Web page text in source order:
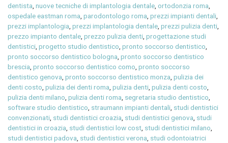
dentista ,nuove tecniche di implantologia dentale ,ortodonzia roma
ospedale eastman roma ,parodontologo roma ,prezzi impianti dentali
prezzi implantologia ,prezzi implantologia dentale ,prezzi pulizia denti
prezzo impianto dentale ,prezzo pulizia denti ,progettazione studi
dentistici ,progetto studio dentistico ,pronto soccorso dentistico
pronto soccorso dentistico bologna ,pronto soccorso dentistico
brescia ,pronto soccorso dentistico como ,pronto soccorso
dentistico genova ,pronto soccorso dentistico monza ,pulizia dei
denti costo ,pulizia dei denti roma ,pulizia denti ,pulizia denti costo
pulizia denti milano ,pulizia denti roma segretaria studio dentistico
software studio dentistico straumann impianti dentali studi dentistici
convenzionati studi dentistici croazia studi dentistici genova studi
dentistici in croazia studi dentistici low cost studi dentistici milano
studi dentistici padova studi dentistici verona studi odontoiatrici